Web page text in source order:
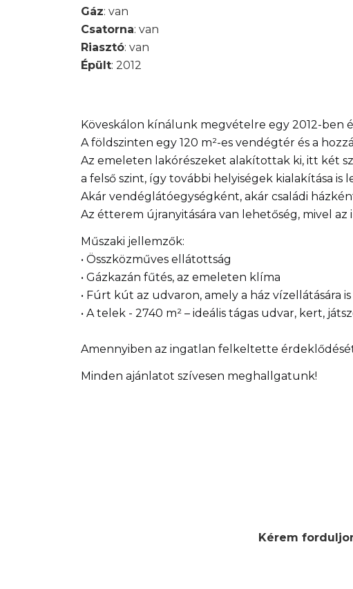
Gáz: van
Csatorna: van
Riasztó: van
Épült: 2012
Köveskálon kínálunk megvételre egy 2012-
A földszinten egy 120 m²-es vendégtér és a
Az emeleten lakórészeket alakítottak ki, itt két
a felső szint, így további helyiségek kialakítása is
Akár vendéglátóegységként, akár családi
Az étterem újranyitására van lehetőség, mivel
Műszaki jellemzők:
• Összközműves ellátottság
• Gázkazán fűtés, az emeleten klíma
• Fúrt kút az udvaron, amely a ház vízellátására
• A telek - 2740 m² – ideális tágas udvar, kert,
Amennyiben az ingatlan felkeltette
Minden ajánlatot szívesen meghallgatunk!
Kérem